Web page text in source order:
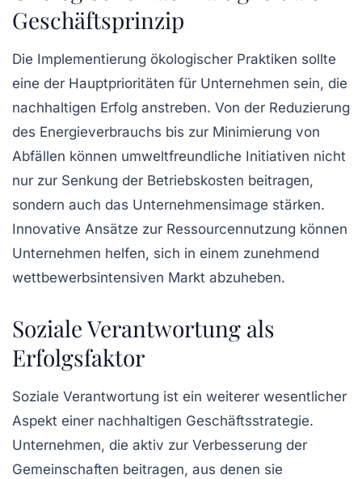
Geschäftsprinzip
Die Implementierung ökologischer Praktiken sollte
eine der Hauptprioritäten für Unternehmen sein, die
nachhaltigen Erfolg anstreben. Von der Reduzierung
des Energieverbrauchs bis zur Minimierung von
Abfällen können umweltfreundliche Initiativen nicht
nur zur Senkung der Betriebskosten beitragen,
sondern auch das Unternehmensimage stärken.
Innovative Ansätze zur Ressourcennutzung können
Unternehmen helfen, sich in einem zunehmend
wettbewerbsintensiven Markt abzuheben.
Soziale Verantwortung als
Erfolgsfaktor
Soziale Verantwortung ist ein weiterer wesentlicher
Aspekt einer nachhaltigen Geschäftsstrategie.
Unternehmen, die aktiv zur Verbesserung der
Gemeinschaften beitragen, aus denen sie